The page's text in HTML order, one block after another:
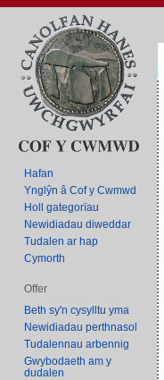
Hafan
Ynglŷn â Cof y Cwmwd
Holl gategorïau
Newidiadau diweddar
Tudalen ar hap
Cymorth
Offer
Beth sy'n cysylltu yma
Newidiadau perthnasol
Tudalennau arbennig
Gwybodaeth am y
dudalen